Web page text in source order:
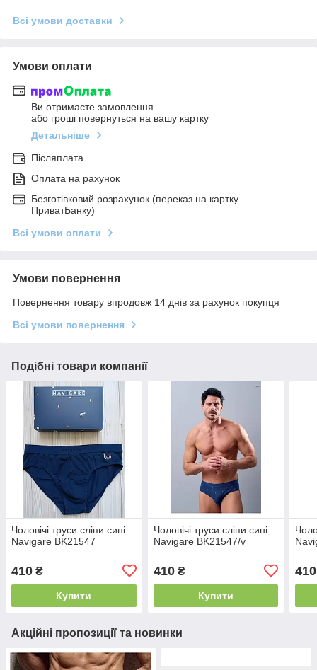
Всі умови доставки
Умови оплати
Ви отримаєте замовлення
або гроші повернуться на вашу картку
Детальніше
Післяплата
Оплата на рахунок
Безготівковий розрахунок (переказ на картку
ПриватБанку)
Всі умови оплати
Умови повернення
Повернення товару впродовж 14 днів за рахунок покупця
Всі умови повернення
Подібні товари компанії
Чоловічі труси сліпи сині
Navigare BK21547
410 ₴
Купити
Чоловічі труси сліпи сині
Navigare BK21547/v
410₴
Купити
410
Акційні пропозиції та новинки